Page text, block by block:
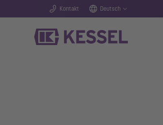
Kontakt Deutsch